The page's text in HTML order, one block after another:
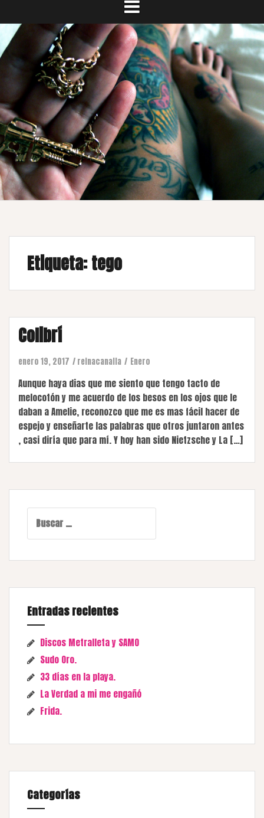
Etiqueta:tego
Colibrí
enero 19, 2017 reinacanalla Enero
Aunque haya dias que me siento que tengo tacto de
melocotón y me acuerdo de los besos en los ojos que le
daban a Amelie, reconozco que me es mas fácil hacer de
espejo y enseñarte las palabras que otros juntaron antes
, casi diría que para mí. Y hoy han sido Nietzsche y La […]
Entradas recientes
Discos Metralleta y SAMO
Sudo Oro.
33 días en la playa.
La Verdad a mi me engañó
Frida.
Categorías